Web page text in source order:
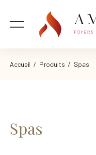
Accueil / Produits / Spas
Spas